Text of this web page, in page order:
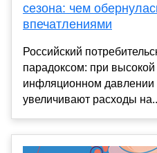
сезона: чем
впечатлениями
Российский
парадоксом: при
инфляционном давлении
увеличивают расходы